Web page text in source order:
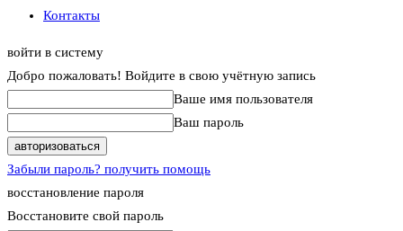
Контакты
войти в систему
Добро пожаловать! Войдите в свою учётную запись
Ваше имя пользователя
Ваш пароль
Забыли пароль? получить помощь
восстановление пароля
Восстановите свой пароль